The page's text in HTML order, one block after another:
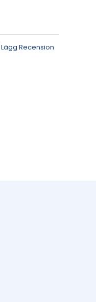
Lägg Recension